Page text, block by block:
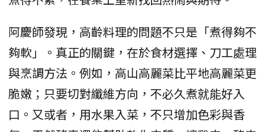
阿慶師發現，高齡料理的問題不只是「煮得夠不
夠軟」。真正的關鍵，在於食材選擇、刀工處理
與烹調方法。例如，高山高麗菜比平地高麗菜更
脆嫩；只要切對纖維方向，不必久煮就能好入
口。又或者，用水果入菜，不只增加色彩與香